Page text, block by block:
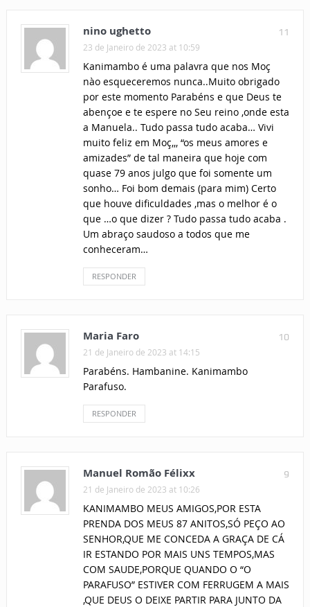
11
nino ughetto
23 de Janeiro de 2023 at 10:59
Kanimambo é uma palavra que nos Moç
nào esqueceremos nunca..Muito obrigado
por este momento Parabéns e que Deus te
abençoe e te espere no Seu reino ,onde esta
a Manuela.. Tudo passa tudo acaba… Vivi
muito feliz em Moç,,, “os meus amores e
amizades” de tal maneira que hoje com
quase 79 anos julgo que foi somente um
sonho… Foi bom demais (para mim) Certo
que houve dificuldades ,mas o melhor é o
que …o que dizer ? Tudo passa tudo acaba .
Um abraço saudoso a todos que me
conheceram…
RESPONDER
10
Maria Faro
21 de Janeiro de 2023 at 14:15
Parabéns. Hambanine. Kanimambo
Parafuso.
RESPONDER
9
Manuel Romão Félixx
21 de Janeiro de 2023 at 10:26
KANIMAMBO MEUS AMIGOS,POR ESTA
PRENDA DOS MEUS 87 ANITOS,SÓ PEÇO AO
SENHOR,QUE ME CONCEDA A GRAÇA DE CÁ
IR ESTANDO POR MAIS UNS TEMPOS,MAS
COM SAUDE,PORQUE QUANDO O “O
PARAFUSO” ESTIVER COM FERRUGEM A MAIS
,QUE DEUS O DEIXE PARTIR PARA JUNTO DA